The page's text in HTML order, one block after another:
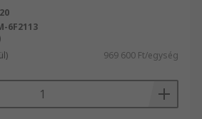
6F2113
969 600 Ft/egység